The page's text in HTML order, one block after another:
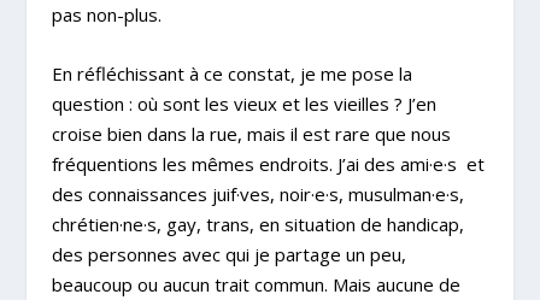
pas non-plus.
En réfléchissant à ce constat, je me pose la
question : où sont les vieux et les vieilles ? J’en
croise bien dans la rue, mais il est rare que nous
fréquentions les mêmes endroits. J’ai des ami·e·s et
des connaissances juif·ves, noir·e·s, musulman·e·s,
chrétien·ne·s, gay, trans, en situation de handicap,
des personnes avec qui je partage un peu,
beaucoup ou aucun trait commun. Mais aucune de